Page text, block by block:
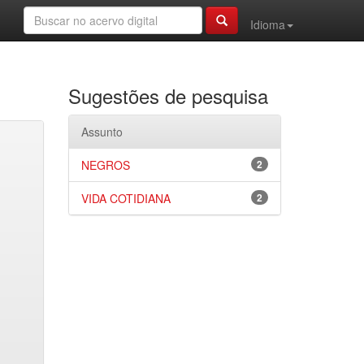
Idioma
Sugestões de pesquisa
Assunto
2
NEGROS
2
VIDA COTIDIANA